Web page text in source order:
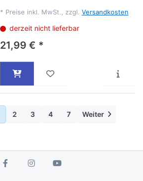
* Preise inkl. MwSt., zzgl. Versandkosten
derzeit nicht lieferbar
21,99 € *
2 3 4 7 Weiter